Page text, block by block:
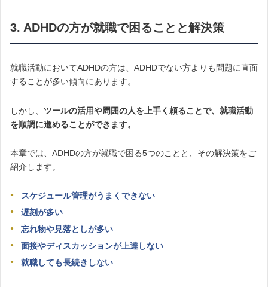
3. ADHDの方が就職で困ることと解決策
就職活動においてADHDの方は、ADHDでない方よりも問題に直面
することが多い傾向にあります。
しかし、 ツールの活用や周囲の人を上手く頼ることで、就職活動
を順調に進めることができます。
本章では、ADHDの方が就職で困る5つのことと、その解決策をご
紹介します。
スケジュール管理がうまくできない
遅刻が多い
忘れ物や見落としが多い
面接やディスカッションが上達しない
就職しても長続きしない